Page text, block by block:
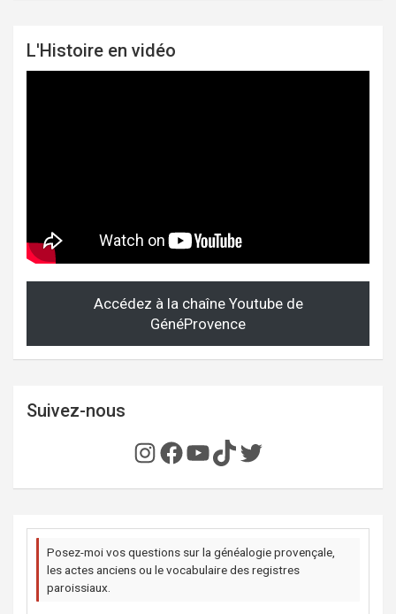
L'Histoire en vidéo
Accédez à la chaîne Youtube de
GénéProvence
Suivez-nous
Instagram
Facebook
YouTube
TikTok
Twitter
Posez-moi vos questions sur la généalogie provençale,
les actes anciens ou le vocabulaire des registres
paroissiaux.